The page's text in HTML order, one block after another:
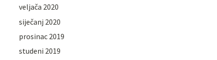
veljača 2020
siječanj 2020
prosinac 2019
studeni 2019